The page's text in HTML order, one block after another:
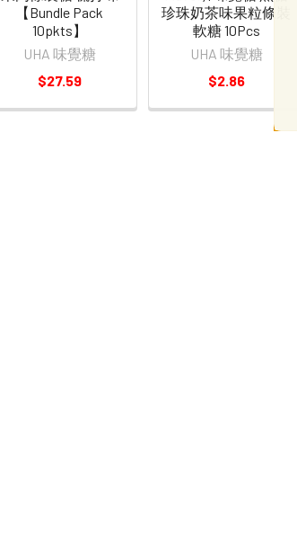
【Bundle Pack
10pkts】
UHA 味覺糖
$27.59
珍珠奶茶味果粒條裝
軟糖 10Pcs
UHA 味覺糖
$2.86